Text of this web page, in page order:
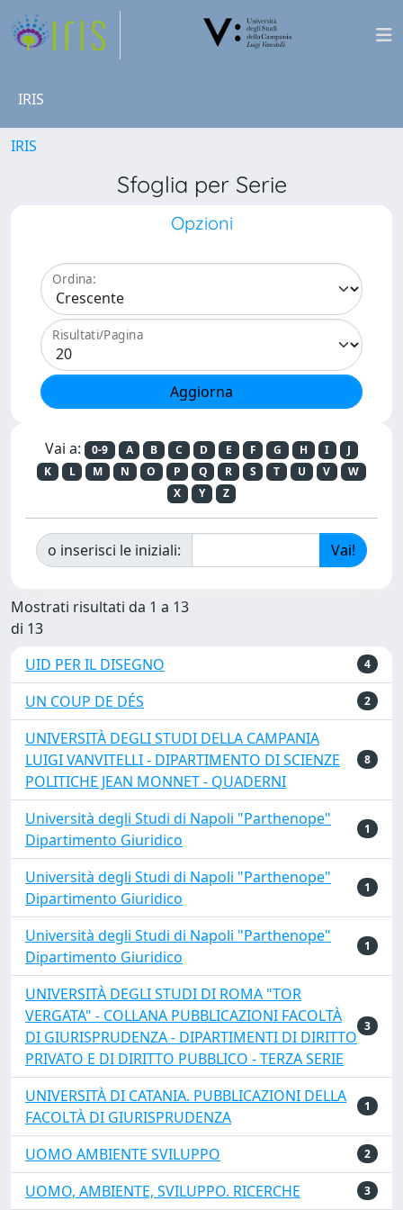
IRIS
IRIS
Sfoglia per Serie
Opzioni
Ordina:
Risultati/Pagina
Vai a: 0-9 A B C D E F G H I
J
K
L M N O P Q R S T U V
W
X
Y Z
o inserisci le iniziali:
Mostrati risultati da 1 a 13
di 13
UID PER IL DISEGNO
4
UN COUP DE DÉS 2
UNIVERSITÀ DEGLI STUDI DELLA CAMPANIA
LUIGI VANVITELLI - DIPARTIMENTO DI SCIENZE
POLITICHE JEAN MONNET - QUADERNI
8
Università degli Studi di Napoli "Parthenope"
Dipartimento Giuridico
1
Università degli Studi di Napoli "Parthenope"
Dipartimento Giuridico
1
Università degli Studi di Napoli "Parthenope"
Dipartimento Giuridico
1
UNIVERSITÀ DEGLI STUDI DI ROMA "TOR
VERGATA" - COLLANA PUBBLICAZIONI FACOLTÀ
DI GIURISPRUDENZA - DIPARTIMENTI DI DIRITTO
PRIVATO E DI DIRITTO PUBBLICO - TERZA SERIE
3
UNIVERSITÀ DI CATANIA. PUBBLICAZIONI DELLA
FACOLTÀ DI GIURISPRUDENZA
1
UOMO AMBIENTE SVILUPPO 2
UOMO, AMBIENTE, SVILUPPO. RICERCHE 3